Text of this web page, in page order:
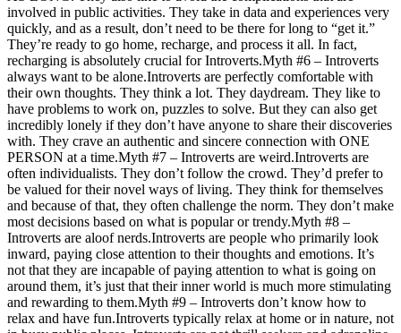
involved in public activities. They take in data and experiences very
quickly, and as a result, don’t need to be there for long to “get it.”
They’re ready to go home, recharge, and process it all. In fact,
recharging is absolutely crucial for Introverts.Myth #6 – Introverts
always want to be alone.Introverts are perfectly comfortable with
their own thoughts. They think a lot. They daydream. They like to
have problems to work on, puzzles to solve. But they can also get
incredibly lonely if they don’t have anyone to share their discoveries
with. They crave an authentic and sincere connection with ONE
PERSON at a time.Myth #7 – Introverts are weird.Introverts are
often individualists. They don’t follow the crowd. They’d prefer to
be valued for their novel ways of living. They think for themselves
and because of that, they often challenge the norm. They don’t make
most decisions based on what is popular or trendy.Myth #8 –
Introverts are aloof nerds.Introverts are people who primarily look
inward, paying close attention to their thoughts and emotions. It’s
not that they are incapable of paying attention to what is going on
around them, it’s just that their inner world is much more stimulating
and rewarding to them.Myth #9 – Introverts don’t know how to
relax and have fun.Introverts typically relax at home or in nature, not